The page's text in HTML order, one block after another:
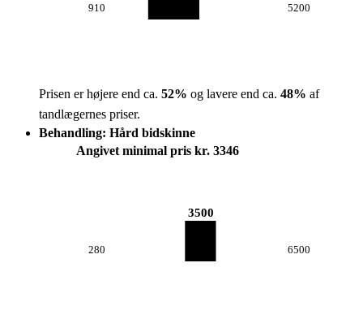
910 5200
Prisen er højere end ca. 52% og lavere end ca. 48% af
tandlægernes priser.
Behandling: Hård bidskinne
Angivet minimal pris kr. 3346
280
3500
6500